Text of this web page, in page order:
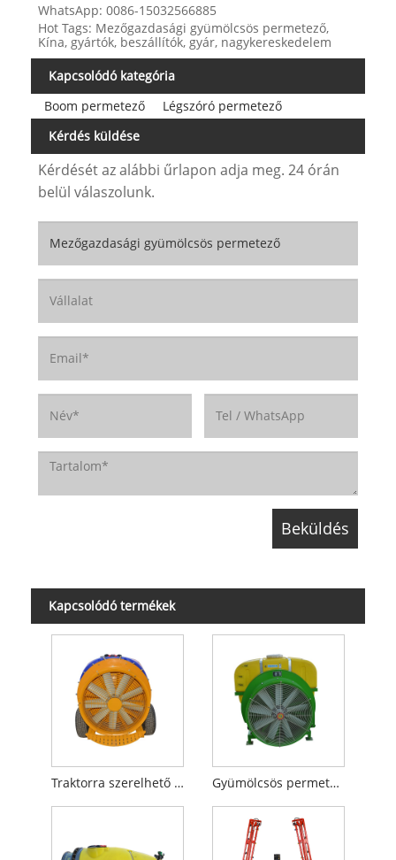
WhatsApp: 0086-15032566885
Hot Tags: Mezőgazdasági gyümölcsös permetező,
Kína, gyártók, beszállítók, gyár, nagykereskedelem
Kapcsolódó kategória
Boom permetező
Légszóró permetező
Kérdés küldése
Kérdését az alábbi űrlapon adja meg. 24 órán
belül válaszolunk.
Kapcsolódó termékek
Traktorra szerelhető permetező Gyümölcsös permetező